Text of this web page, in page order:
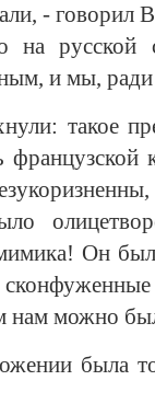
- говорил
на
и мы,
такое
Он
нам можно
была